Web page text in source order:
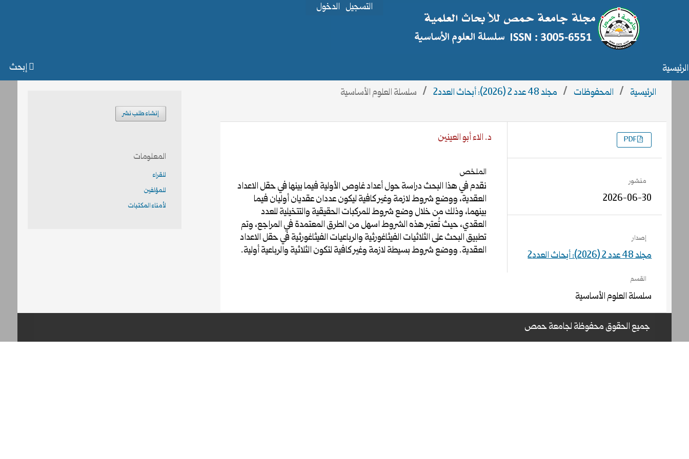
الرئيسية إبحث
التسجيل الدخول
الرئيسية / المحفوظات / مجلد 48 عدد 2 (2026): أبحاث العدد2 / سلسلة العلوم الأساسية
د. الاء أبو العينين
الملخص
نقدم في هذا البحث دراسة حول أعداد غاوص الأولية فيما بينها في حقل الاعداد
العقدية، ووضع شروط لازمة وغير كافية ليكون عددان عقديان أوليان فيما
بينهما، وذلك من خلال وضع شروط للمركبات الحقيقية والتتخيلية للعدد
العقدي، حيث تُعتبر هذه الشروط اسهل من الطرق المعتمدة في المراجع، وتم
تطبيق البحث على الثلاثيات الفيثاغورثية والرباعيات الفيثاغورثية في حقل الاعداد
العقدية. ووضع شروط بسيطة لازمة وغير كافية لتكون الثلاثية والرباعية أولية.
التنزيلات
PDF
منشور
2026-06-30
إصدار
مجلد 48 عدد 2 (2026): أبحاث العدد2
القسم
سلسلة العلوم الأساسية
إنشاء طلب نشر
المعلومات
للقراء
للمؤلفين
لأمناء المكتبات
جميع الحقوق محفوظة لجامعة حمص